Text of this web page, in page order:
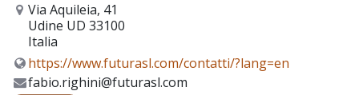
Via Aquileia, 41
Udine UD 33100
Italia
https://www.futurasl.com/contatti/?lang=en
fabio.righini@futurasl.com